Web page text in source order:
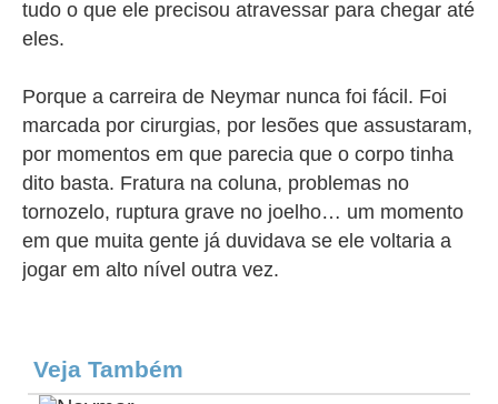
tudo o que ele precisou atravessar para chegar até
eles.
Porque a carreira de Neymar nunca foi fácil. Foi
marcada por cirurgias, por lesões que assustaram,
por momentos em que parecia que o corpo tinha
dito basta. Fratura na coluna, problemas no
tornozelo, ruptura grave no joelho… um momento
em que muita gente já duvidava se ele voltaria a
jogar em alto nível outra vez.
Veja Também